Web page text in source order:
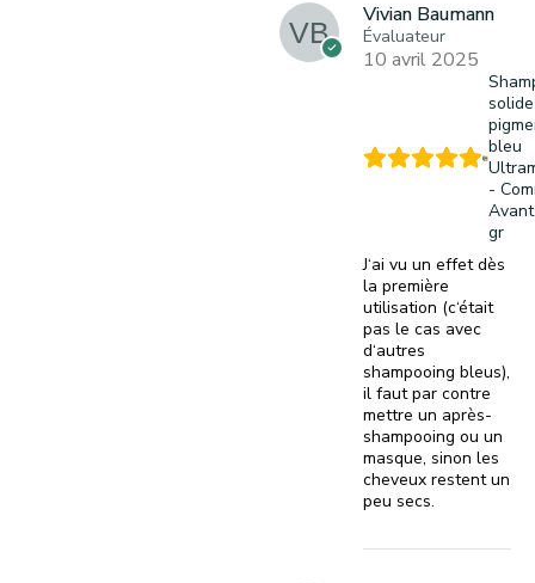
Vivian Baumann
Évaluateur
10 avril 2025
bleu
-
gr
J‘ai vu un effet dès
la première
utilisation (c‘était
pas le cas avec
d‘autres
shampooing bleus),
il faut par contre
mettre un après-
shampooing ou un
masque, sinon les
cheveux restent un
peu secs.